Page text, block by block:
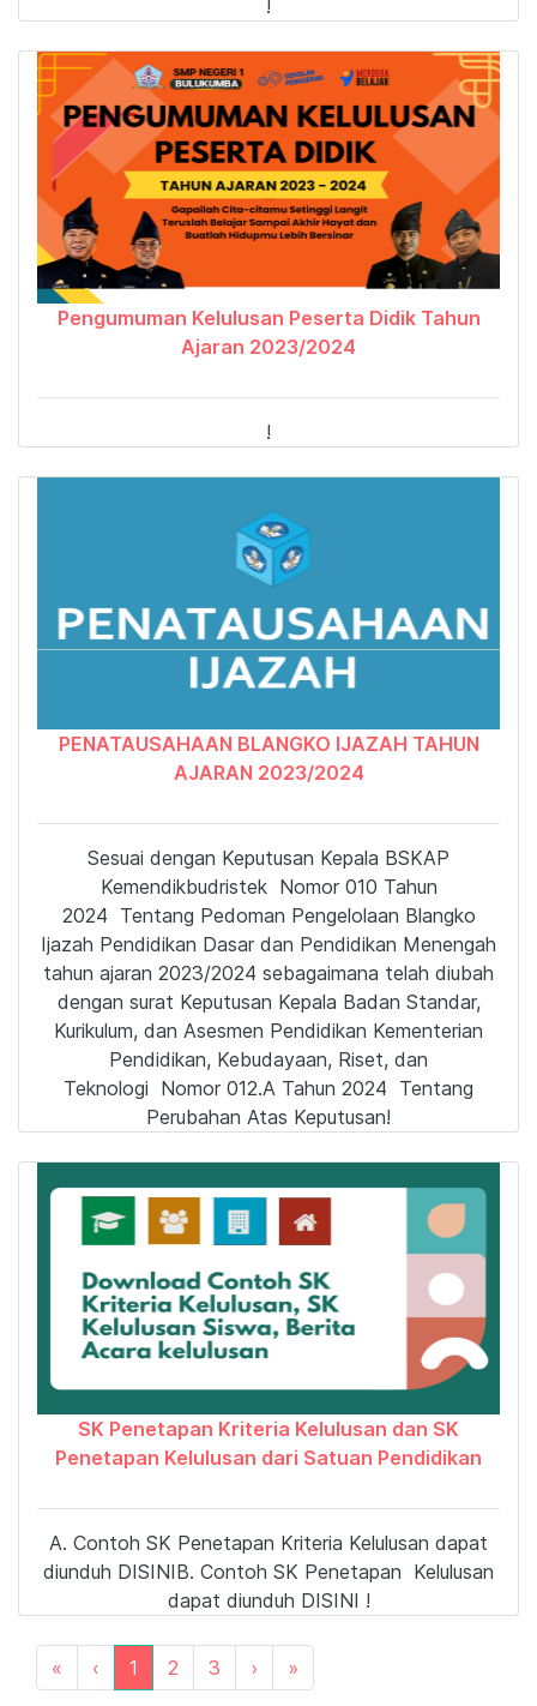
!
Pengumuman Kelulusan Peserta Didik Tahun
Ajaran 2023/2024
!
PENATAUSAHAAN BLANGKO IJAZAH TAHUN
AJARAN 2023/2024
Sesuai dengan Keputusan Kepala BSKAP
Kemendikbudristek Nomor 010 Tahun
2024 Tentang Pedoman Pengelolaan Blangko
Ijazah Pendidikan Dasar dan Pendidikan Menengah
tahun ajaran 2023/2024 sebagaimana telah diubah
dengan surat Keputusan Kepala Badan Standar,
Kurikulum, dan Asesmen Pendidikan Kementerian
Pendidikan, Kebudayaan, Riset, dan
Teknologi Nomor 012.A Tahun 2024 Tentang
Perubahan Atas Keputusan!
SK Penetapan Kriteria Kelulusan dan SK
Penetapan Kelulusan dari Satuan Pendidikan
A. Contoh SK Penetapan Kriteria Kelulusan dapat
diunduh DISINIB. Contoh SK Penetapan Kelulusan
dapat diunduh DISINI !
« ‹ 1 2 3 › »